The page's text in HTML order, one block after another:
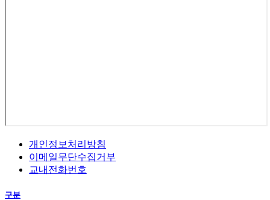
개인정보처리방침
이메일무단수집거부
교내전화번호
구분